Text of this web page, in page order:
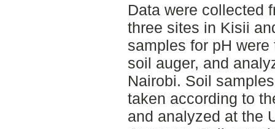
Data were collected
three sites in Kisii
samples for pH
soil auger, and
Nairobi. Soil
taken according to
and analyzed at the